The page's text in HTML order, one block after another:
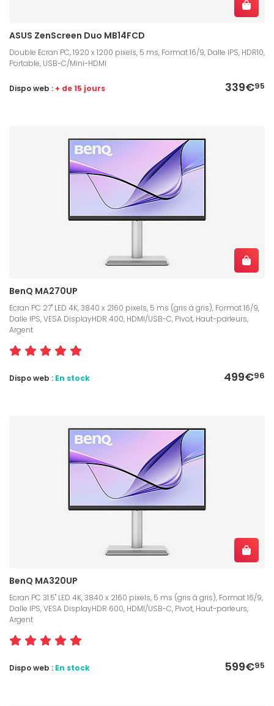
ASUS ZenScreen Duo MB14FCD
Double Ecran PC, 1920 x 1200 pixels, 5 ms, Format 16/9, Dalle IPS, HDR10,
Portable, USB-C/Mini-HDMI
339€95
Dispo web : + de 15 jours
BenQ MA270UP
Ecran PC 27" LED 4K, 3840 x 2160 pixels, 5 ms (gris à gris), Format 16/9,
Dalle IPS, VESA DisplayHDR 400, HDMI/USB-C, Pivot, Haut-parleurs,
Argent
499€96
Dispo web : En stock
BenQ MA320UP
Ecran PC 31.5" LED 4K, 3840 x 2160 pixels, 5 ms (gris à gris), Format 16/9,
Dalle IPS, VESA DisplayHDR 600, HDMI/USB-C, Pivot, Haut-parleurs,
Argent
599€95
Dispo web : En stock